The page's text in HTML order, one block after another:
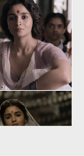
திறந்துவிட்டதுபோல
அவள்.
பிரிந்தா ல் என்னால் உயிர்
தேகம் பார்த்த ஞாபகம்'
தலைவன்.
இதில்
மென்மையான